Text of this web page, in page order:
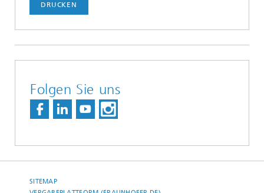
DRUCKEN
Folgen Sie uns
SITEMAP